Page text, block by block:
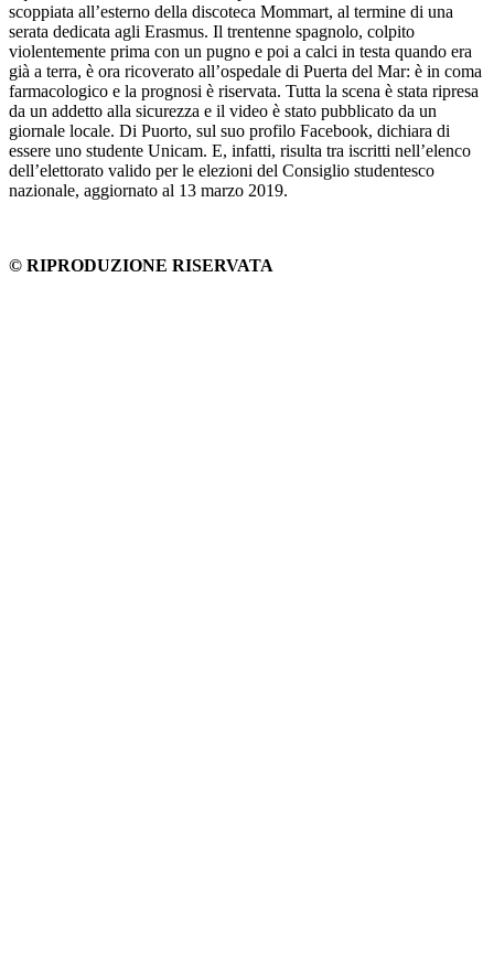
scoppiata all’esterno della discoteca Mommart, al termine di una
serata dedicata agli Erasmus. Il trentenne spagnolo, colpito
violentemente prima con un pugno e poi a calci in testa quando era
già a terra, è ora ricoverato all’ospedale di Puerta del Mar: è in coma
farmacologico e la prognosi è riservata. Tutta la scena è stata ripresa
da un addetto alla sicurezza e il video è stato pubblicato da un
giornale locale. Di Puorto, sul suo profilo Facebook, dichiara di
essere uno studente Unicam. E, infatti, risulta tra iscritti nell’elenco
dell’elettorato valido per le elezioni del Consiglio studentesco
nazionale, aggiornato al 13 marzo 2019.
© RIPRODUZIONE RISERVATA